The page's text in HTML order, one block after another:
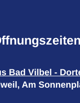
Bad Vilbel -
Am